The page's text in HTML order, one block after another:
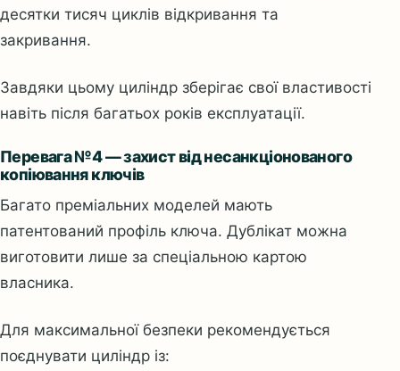
десятки тисяч циклів відкривання та
закривання.
Завдяки цьому циліндр зберігає свої властивості
навіть після багатьох років експлуатації.
Перевага №4 — захист від несанкціонованого
копіювання ключів
Багато преміальних моделей мають
патентований профіль ключа. Дублікат можна
виготовити лише за спеціальною картою
власника.
Для максимальної безпеки рекомендується
поєднувати циліндр із: